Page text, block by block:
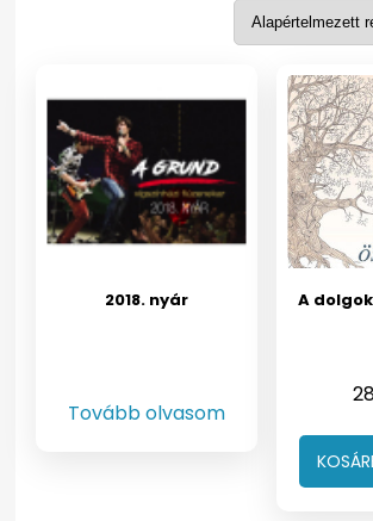
2018. nyár
Tovább olvasom
A